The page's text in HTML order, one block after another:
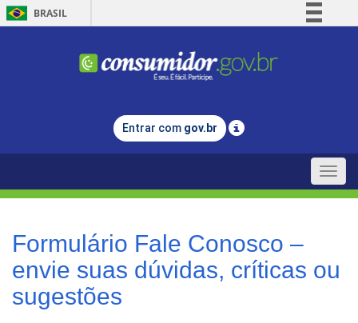
BRASIL
Comunica BR
Legislação
Entrar com gov.br
Toggle
Formulário Fale Conosco –
envie suas dúvidas, críticas ou
sugestões